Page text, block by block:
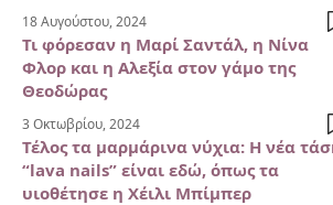
18 Αυγούστου, 2024
Τι φόρεσαν η Μαρί Σαντάλ, η Νίνα
Φλορ και η Αλεξία στον γάμο της
Θεοδώρας
3 Οκτωβρίου, 2024
Τέλος τα μαρμάρινα νύχια: Η νέα
“lava nails” είναι εδώ, όπως τα
υιοθέτησε η Χέιλι Μπίμπερ